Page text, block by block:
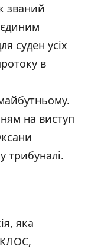
званий
суден усіх
в
на виступ
трибуналі.
яка